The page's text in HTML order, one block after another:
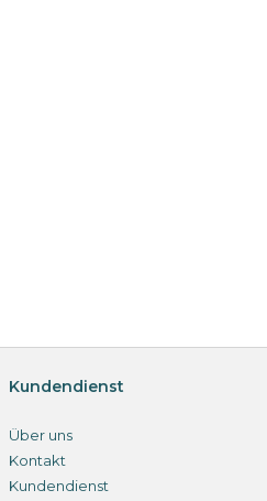
Kundendienst
Über uns
Kontakt
Kundendienst